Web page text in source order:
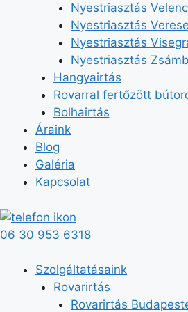
Nyestriasztás
Nyestriasztás
Nyestriasztás
Nyestriasztás
Hangyairtás
Rovarral fertőzött
Bolhairtás
Áraink
Blog
Galéria
Kapcsolat
06 30 953 6318
Szolgáltatásaink
Rovarirtás
Rovarirtás